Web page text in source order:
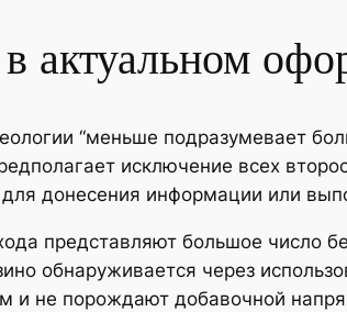
актуальном
“меньше подразумевает
исключение всех
донесения информации или
представляют большое число
обнаруживается через
и не порождают добавочной